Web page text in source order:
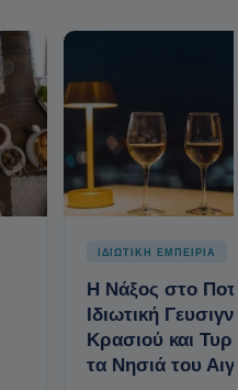
ΙΔΙΩΤΙΚΗ ΕΜΠΕΙΡΙΑ
Η Νάξος στο
Ιδιωτική
Κρασιού και
τα Νησιά του